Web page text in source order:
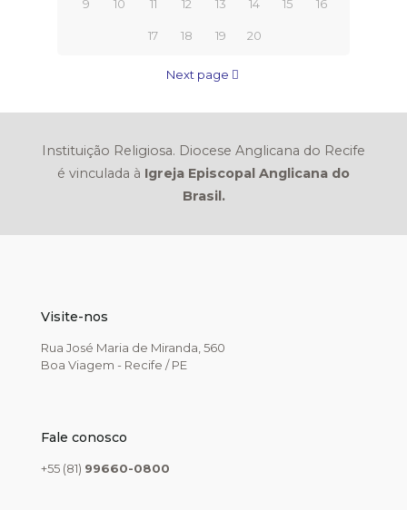
9 10 11 12 13 14 15 16
17 18 19 20
Next page
Instituição Religiosa. Diocese Anglicana do Recife
é vinculada à Igreja Episcopal Anglicana do
Brasil.
Visite-nos
Rua José Maria de Miranda, 560
Boa Viagem - Recife / PE
Fale conosco
+55 (81) 99660-0800